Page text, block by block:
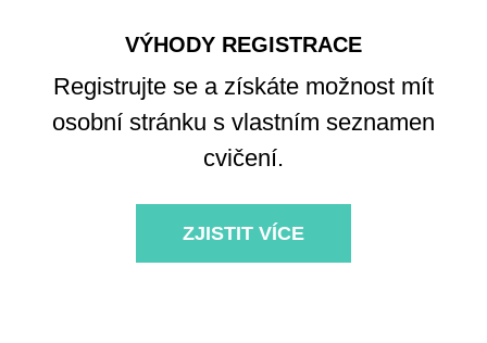
VÝHODY REGISTRACE
Registrujte se a získáte možnost mít
osobní stránku s vlastním seznamen
cvičení.
ZJISTIT VÍCE